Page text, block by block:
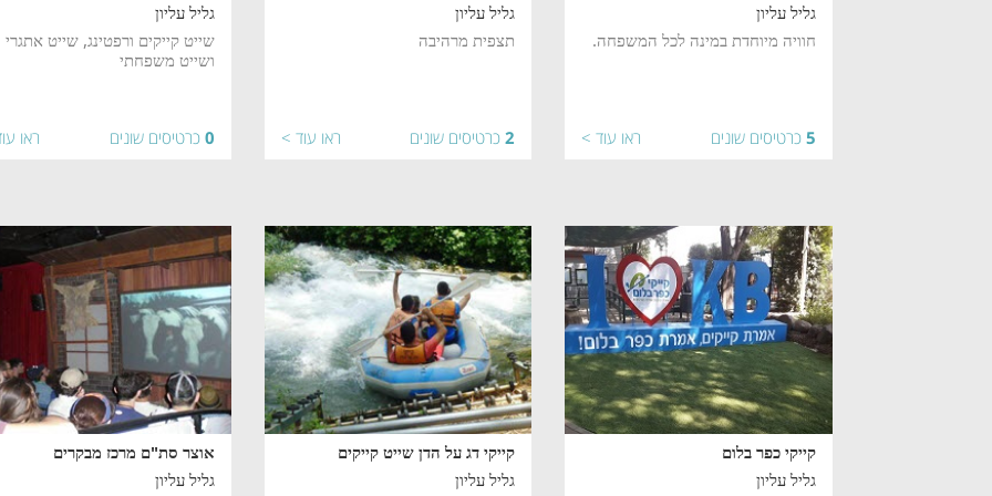
גליל עליון
חוויה מיוחדת במינה לכל המשפחה.
5 כרטיסים שונים ראו עוד >
גליל עליון
תצפית מרהיבה
2 כרטיסים שונים ראו עוד >
גליל עליון
שייט קייקים ורפטינג, שייט אתגרי
ושייט משפחתי
0 כרטיסים שונים ראו
קייקי כפר בלום
גליל עליון
קייקי דג על הדן שייט קייקים
גליל עליון
אוצר סת"ם מרכז מבקרים
גליל עליון